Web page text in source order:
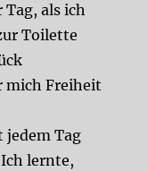
Tag, als ich
Toilette
mich Freiheit
jedem Tag
lernte,